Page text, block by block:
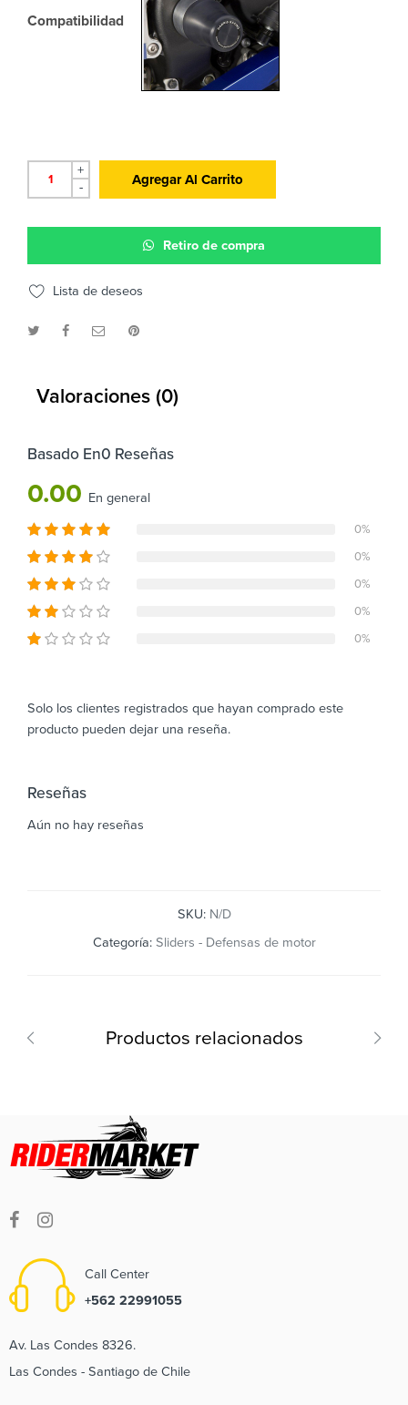
Compatibilidad
+
-
Agregar Al Carrito
Retiro de compra
Lista de deseos
Valoraciones (0)
Basado En0 Reseñas
0.00 En general
0%
0%
0%
0%
0%
Solo los clientes registrados que hayan comprado este
producto pueden dejar una reseña.
Reseñas
Aún no hay reseñas
SKU: N/D
Categoría: Sliders - Defensas de motor
Productos relacionados
Call Center
+562 22991055
Av. Las Condes 8326.
Las Condes - Santiago de Chile